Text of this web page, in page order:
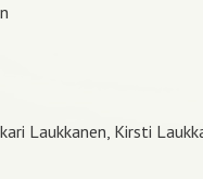
Laukkanen, Kirsti